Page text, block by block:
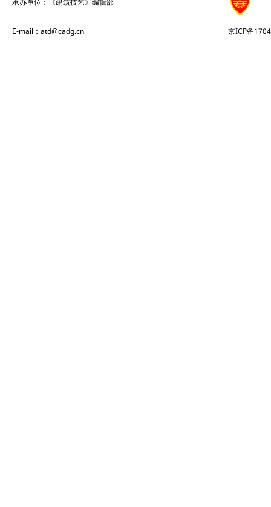
承办单位：《建筑技艺》编辑部
E-mail：atd@cadg.cn 京ICP备